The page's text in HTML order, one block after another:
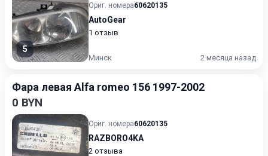
5
Ориг. номера60620135
AutoGear
1 отзыв
Минск 2 месяца назад
Фара левая Alfa romeo 156 1997-2002
0 BYN
Ориг. номера60620135
RAZBORO4KA
2 отзыва